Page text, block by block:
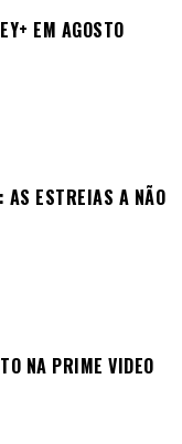
EM AGOSTO
AS ESTREIAS A NÃO
NA PRIME VIDEO